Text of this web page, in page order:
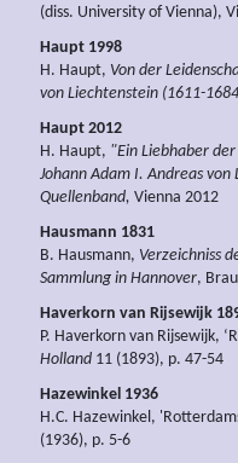
(diss. University of Vienna),
Haupt 1998
H. Haupt, Von der
von Liechtenstein (1611-
Haupt 2012
H. Haupt, "Ein Liebhaber
Johann Adam I. Andreas
Quellenband, Vienna 2012
Hausmann 1831
B. Hausmann, Verzeichniss
Sammlung in Hannover,
Haverkorn van Rijsewijk
P. Haverkorn van Rijsewijk,
Holland 11 (1893), p. 47-54
Hazewinkel 1936
H.C. Hazewinkel,
(1936), p. 5-6